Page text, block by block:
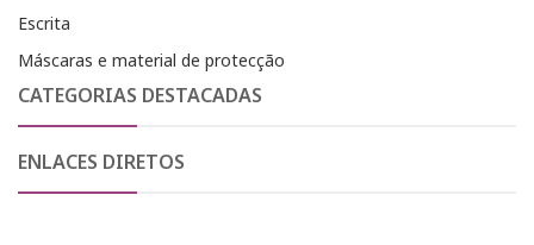
Escrita
Máscaras e material de protecção
CATEGORIAS DESTACADAS
ENLACES DIRETOS